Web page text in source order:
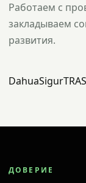
Работаем с
закладываем
развития.
DahuaSigur
ДОВЕРИЕ